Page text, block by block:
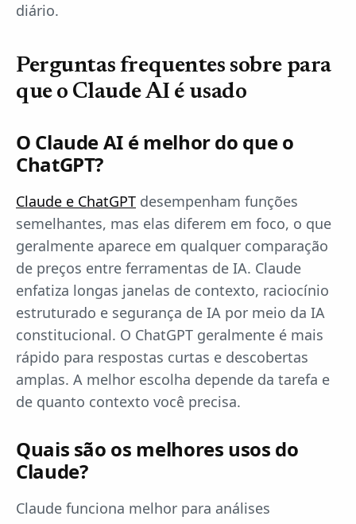
diário.
Perguntas frequentes sobre para
que o Claude AI é usado
O Claude AI é melhor do que o
ChatGPT?
Claude e ChatGPT desempenham funções
semelhantes, mas elas diferem em foco, o que
geralmente aparece em qualquer comparação
de preços entre ferramentas de IA. Claude
enfatiza longas janelas de contexto, raciocínio
estruturado e segurança de IA por meio da IA
constitucional. O ChatGPT geralmente é mais
rápido para respostas curtas e descobertas
amplas. A melhor escolha depende da tarefa e
de quanto contexto você precisa.
Quais são os melhores usos do
Claude?
Claude funciona melhor para análises